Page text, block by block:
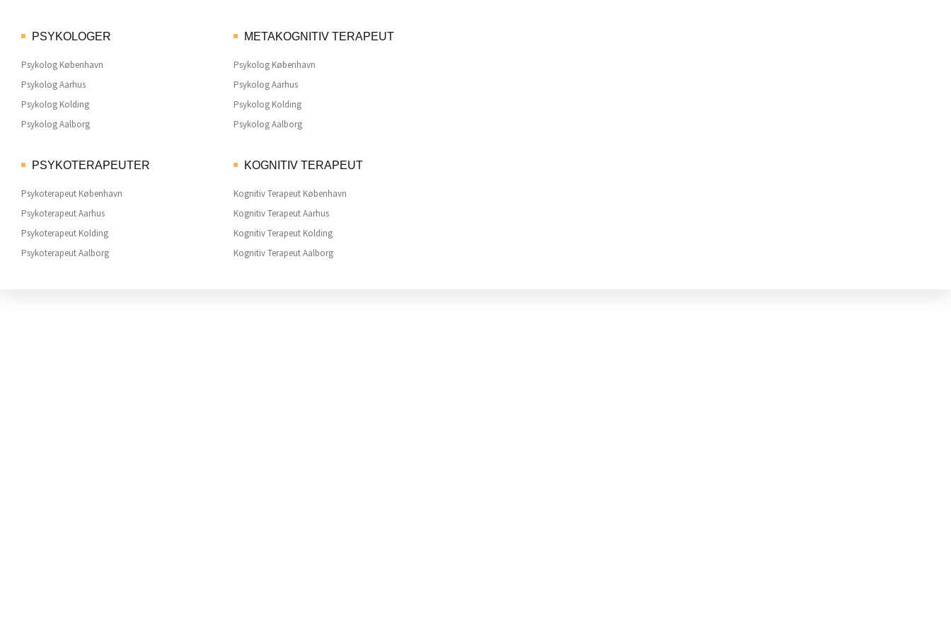
PSYKOLOGER
Psykolog København
Psykolog Aarhus
Psykolog Kolding
Psykolog Aalborg
PSYKOTERAPEUTER
Psykoterapeut København
Psykoterapeut Aarhus
Psykoterapeut Kolding
Psykoterapeut Aalborg
METAKOGNITIV TERAPEUT
Psykolog København
Psykolog Aarhus
Psykolog Kolding
Psykolog Aalborg
KOGNITIV TERAPEUT
Kognitiv Terapeut København
Kognitiv Terapeut Aarhus
Kognitiv Terapeut Kolding
Kognitiv Terapeut Aalborg